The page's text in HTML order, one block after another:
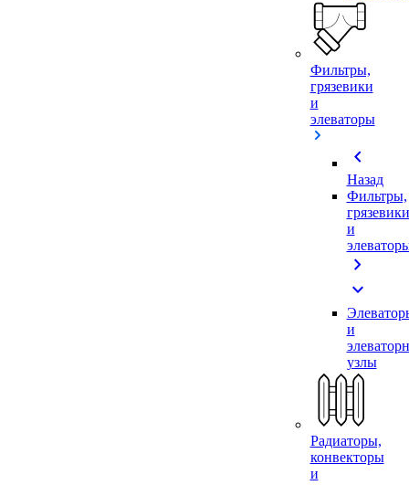
Фильтры,
грязевики
и
элеваторы
chevron_left
Назад
Фильтры,
грязевики
и
chevron_right
expand_more
и
узлы
Радиаторы,
конвекторы
и